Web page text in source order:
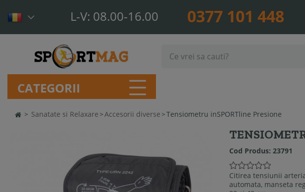
L-V: 08.00-16.00 0377 101 448
CATEGORII
> Sanatate si Relaxare >Accesorii diverse >Tensiometru inSPORTline Presione
Cod Produs: 23791
Citirea tensiunii
automata, manseta